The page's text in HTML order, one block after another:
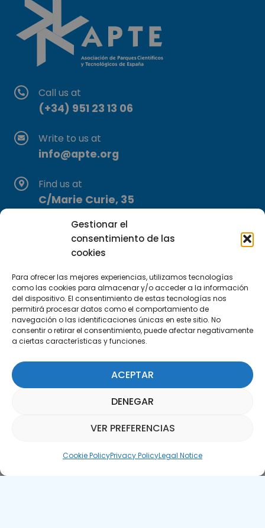
Gestionar el
consentimiento de las
cookies
Para ofrecer las mejores experiencias, utilizamos tecnologías
como las cookies para almacenar y/o acceder a la información
del dispositivo. El consentimiento de estas tecnologías nos
permitirá procesar datos como el comportamiento de
navegación o las identificaciones únicas en este sitio. No
consentir o retirar el consentimiento, puede afectar negativamente
a ciertas características y funciones.
ACEPTAR
DENEGAR
VER PREFERENCIAS
Cookie PolicyPrivacy PolicyLegal Notice
Call us at
(+34) 951 23 13 06
Write to us at
info@apte.org
Find us at
C/Marie Curie, 35
Subscribe to our Newsletter
SUBSCRIBE HERE